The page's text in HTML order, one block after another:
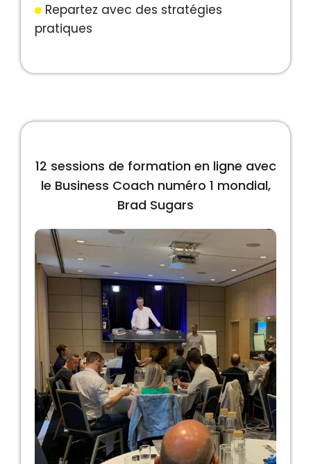
Repartez avec des stratégies
pratiques
12 sessions de formation en ligne avec
le Business Coach numéro 1 mondial,
Brad Sugars